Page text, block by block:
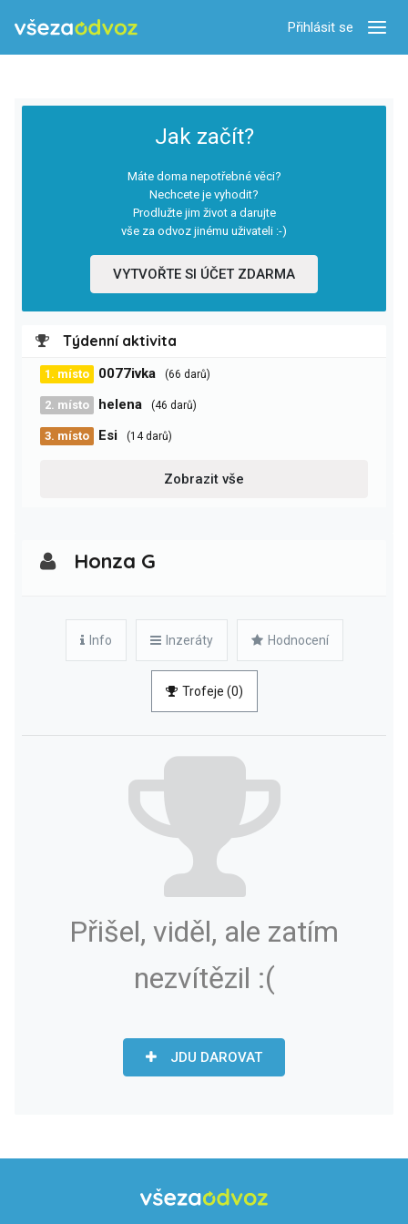
Přihlásit se
Jak začít?
Máte doma nepotřebné věci?
Nechcete je vyhodit?
Prodlužte jim život a darujte
vše za odvoz jinému uživateli :-)
VYTVOŘTE SI ÚČET ZDARMA
Týdenní aktivita
1. místo 0077ivka (66 darů)
2. místo helena (46 darů)
3. místo Esi (14 darů)
Zobrazit vše
Honza G
Info Inzeráty Hodnocení
Trofeje (0)
Přišel, viděl, ale zatím
nezvítězil :(
JDU DAROVAT